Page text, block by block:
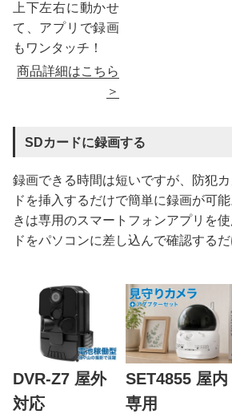
上下左右に動かせ
て、アプリで録画
もワンタッチ！
商品詳細はこちら
＞
SDカードに録画する
録画できる時間は短いですが、防犯
ドを挿入するだけで簡単に録画が可
きは専用のスマートフォンアプリを
ドをパソコンに差し込んで確認するだ
DVR-Z7 屋外
対応
SET4855 屋内
専用